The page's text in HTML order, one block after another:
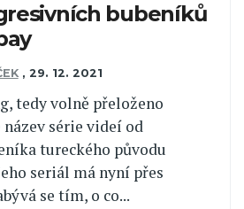
bubeníků
, 29. 12. 2021
tedy volně přeloženo
název série videí od
tureckého původu
seriál má nyní přes
se tím, o co...